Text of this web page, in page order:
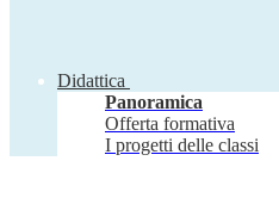
Didattica
Panoramica
Offerta formativa
I progetti delle classi